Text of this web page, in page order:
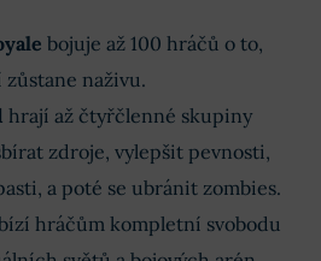
bojuje až 100 hráčů o to,
naživu.
hrají až čtyřčlenné skupiny
zdroje, vylepšit pevnosti,
a poté se ubránit zombies.
hráčům kompletní svobodu